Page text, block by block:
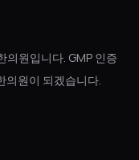
의원입니다. GMP 인증
의원이 되겠습니다.